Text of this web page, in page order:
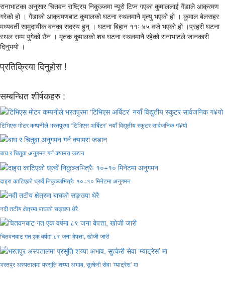
रानाभाटका अनुसार चितवन राष्ट्रिय निकुञ्जमा न्यूरो टिप्न गएका कुमाललाई गैंडाले आक्रमण
गरेको हो । गैंडाको आक्रमणबाट कुमालको घटना स्थलमानै मृत्यु भएको हो । कुमाल बेलसहर
मध्यवर्ती सामुदायीक वनका सदस्य हुन् । घटना बिहान ११ः ४५ वजे भएको हो ।प्रहरी घटना
स्थल सम्म पुगेको छैन । मृतक कुमालको शब घटना स्थलमानै रहेको रानाभाटले जानकारी
दिनुभयो ।
प्रतिक्रिया दिनुहोस !
सम्बन्धित शीर्षकहरु :
टिभिएस मोटर कम्पनीले भरतपुरमा ‘टिभिएस अर्बिटर’ नयाँ विद्युतीय स्कुटर सार्वजनिक ग¥यो
बाघ र चितुवा अनुगमन गर्न क्यामरा जडान
दाह्रा काटिएको ध्रुर्वे निकुञ्जभित्रैः १०÷१० मिनेटमा अनुगमन
नदी तटीय क्षेत्रमा बाघको सङ्ख्या धेरै
चितवनबाट गत एक वर्षमा ८९ जना बेपत्ता, खोजी जारी
भरतपुर अस्पतालमा प्रसूति शय्या अभाव, सुत्केरी सेवा ‘म्याट्रेस’ मा